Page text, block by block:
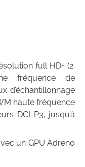
full HD+ (2
fréquence de
d’échantillonnage
haute fréquence
DCI-P3, jusqu’à
un GPU Adreno